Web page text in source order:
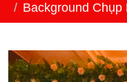
Background Chụp